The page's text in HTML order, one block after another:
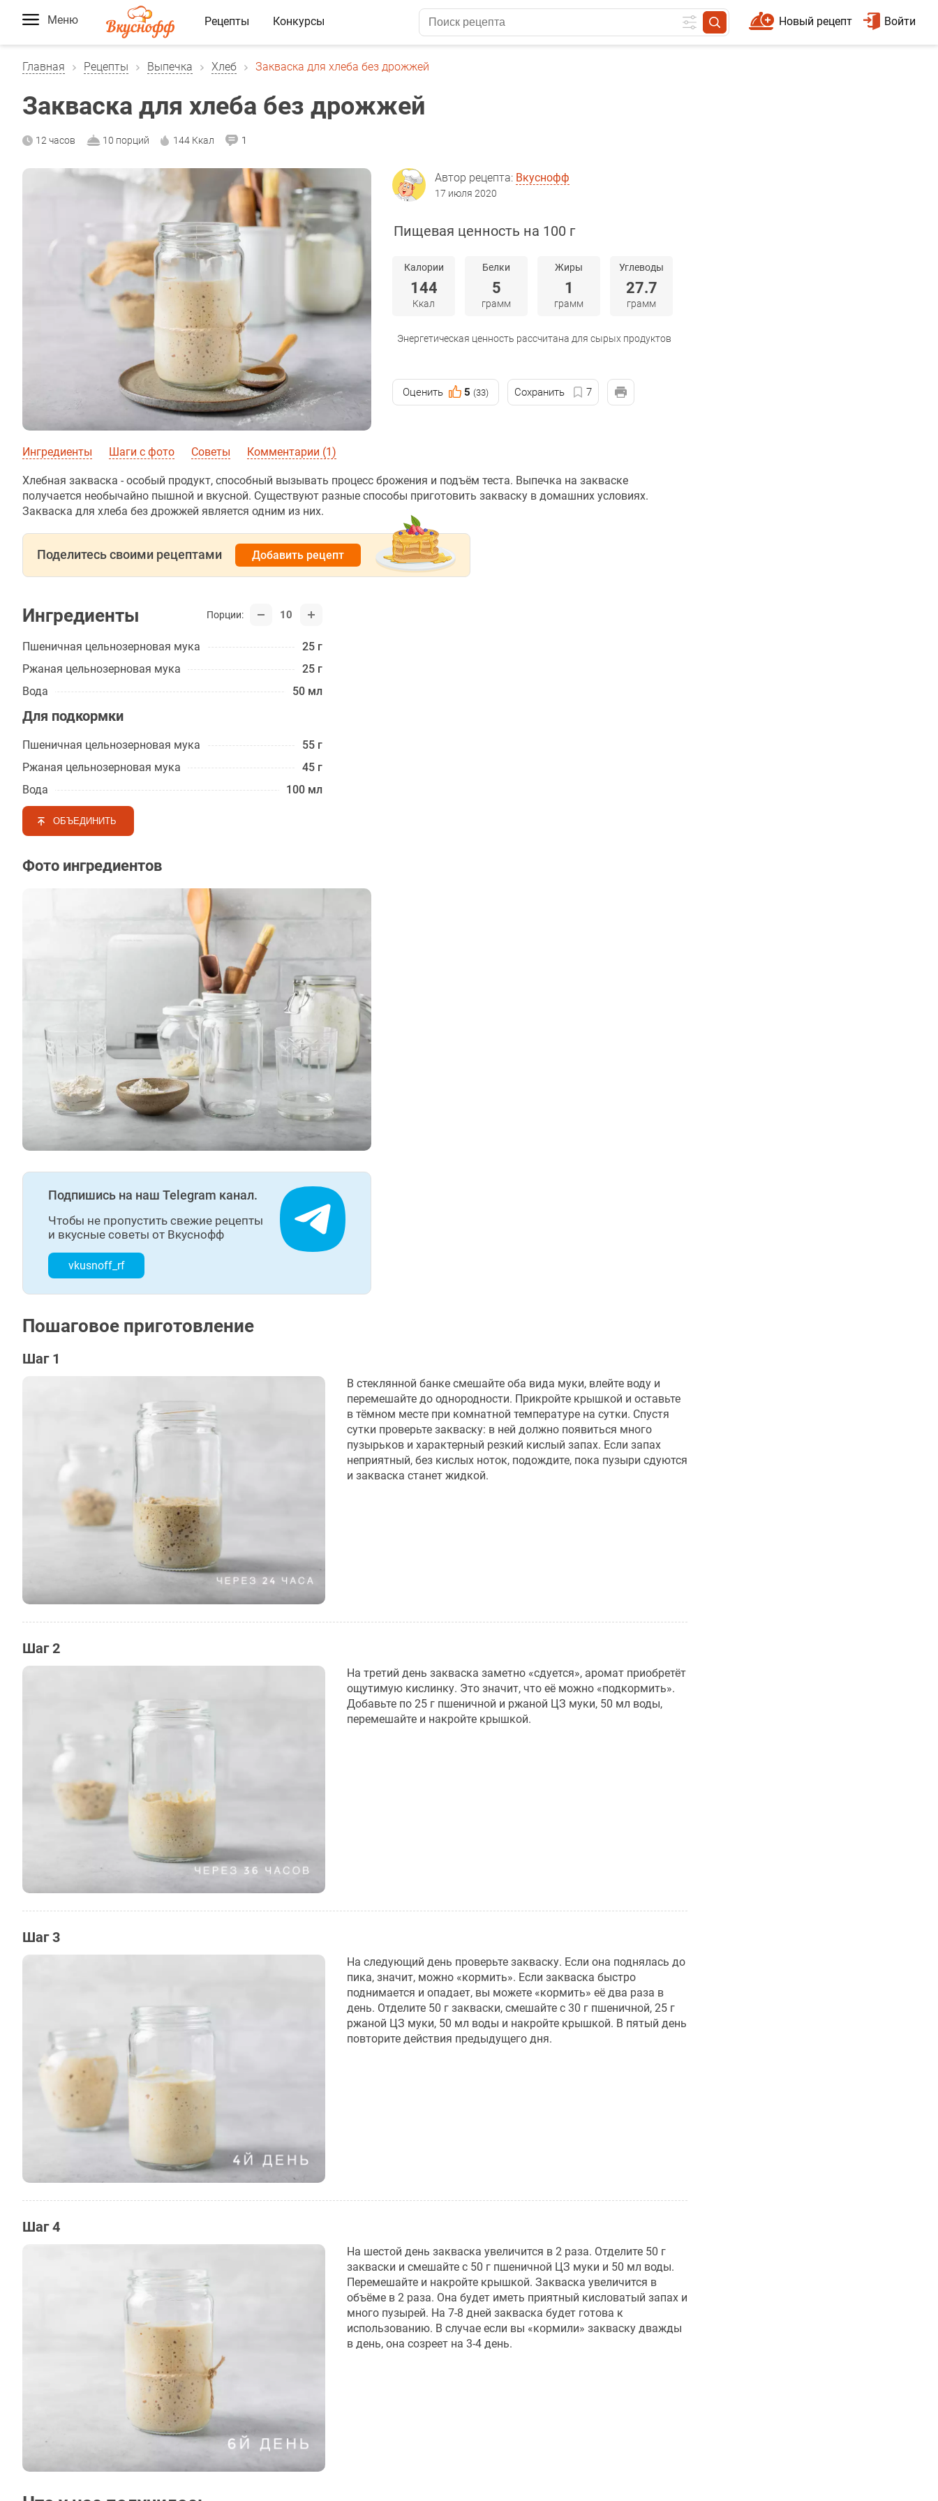
Меню Рецепты Конкурсы Войти
Новый рецепт
Главная Рецепты Выпечка Хлеб Закваска для хлеба без дрожжей
Закваска для хлеба без дрожжей
12 часов 10 порций 144 Ккал 1
Автор рецепта: Вкуснофф
17 июля 2020
Пищевая ценность на 100 г
Калории
144
Ккал
Белки
5
грамм
Жиры
1
грамм
Углеводы
27.7
грамм
Энергетическая ценность рассчитана для сырых продуктов
Оценить 5 (33) Сохранить 7
Ингредиенты Шаги с фото Советы Комментарии (1)
Хлебная закваска - особый продукт, способный вызывать процесс брожения и подъём теста. Выпечка на закваске
получается необычайно пышной и вкусной. Существуют разные способы приготовить закваску в домашних условиях.
Закваска для хлеба без дрожжей является одним из них.
Поделитесь своими рецептами Добавить рецепт
Ингредиенты Порции: 10
Пшеничная цельнозерновая мука
25 г
Ржаная цельнозерновая мука
25 г
Вода
50 мл
Для подкормки
Пшеничная цельнозерновая мука
55 г
Ржаная цельнозерновая мука
45 г
Вода
100 мл
ОБЪЕДИНИТЬ
Фото ингредиентов
Подпишись на наш Telegram канал.
Чтобы не пропустить свежие рецепты
и вкусные советы от Вкуснофф
vkusnoff_rf
Пошаговое приготовление
Шаг 1
В стеклянной банке смешайте оба вида муки, влейте воду и
перемешайте до однородности. Прикройте крышкой и оставьте
в тёмном месте при комнатной температуре на сутки. Спустя
сутки проверьте закваску: в ней должно появиться много
пузырьков и характерный резкий кислый запах. Если запах
неприятный, без кислых ноток, подождите, пока пузыри сдуются
и закваска станет жидкой.
Шаг 2
На третий день закваска заметно «сдуется», аромат приобретёт
ощутимую кислинку. Это значит, что её можно «подкормить».
Добавьте по 25 г пшеничной и ржаной ЦЗ муки, 50 мл воды,
перемешайте и накройте крышкой.
Шаг 3
На следующий день проверьте закваску. Если она поднялась до
пика, значит, можно «кормить». Если закваска быстро
поднимается и опадает, вы можете «кормить» её два раза в
день. Отделите 50 г закваски, смешайте с 30 г пшеничной, 25 г
ржаной ЦЗ муки, 50 мл воды и накройте крышкой. В пятый день
повторите действия предыдущего дня.
Шаг 4
На шестой день закваска увеличится в 2 раза. Отделите 50 г
закваски и смешайте с 50 г пшеничной ЦЗ муки и 50 мл воды.
Перемешайте и накройте крышкой. Закваска увеличится в
объёме в 2 раза. Она будет иметь приятный кисловатый запах и
много пузырей. На 7-8 дней закваска будет готова к
использованию. В случае если вы «кормили» закваску дважды
в день, она созреет на 3-4 день.